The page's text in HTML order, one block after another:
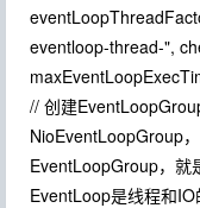
eventloop-thread-",
// 创建
NioEventLoopGroup
EventLoopGroup，就
EventLoop是线程和